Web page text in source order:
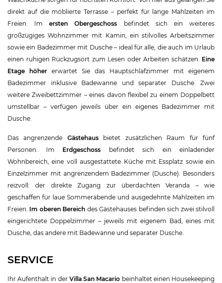
direkt auf die möblierte Terrasse – perfekt für lange Mahlzeiten im
Freien. Imersten Obergeschoss befindet sich ein weiteres
großzügiges Wohnzimmer mit Kamin, ein stilvolles Arbeitszimmer
sowie ein Badezimmer mit Dusche – ideal für alle, die auch im Urlaub
einen ruhigen Rückzugsort zum Lesen oder Arbeiten schätzen. Eine
Etage höher erwartet Sie das Hauptschlafzimmer mit eigenem
Badezimmer inklusive Badewanne und separater Dusche. Zwei
weitere Zweibettzimmer – eines davon flexibel zu einem Doppelbett
umstellbar – verfügen jeweils über ein eigenes Badezimmer mit
Dusche.
Das angrenzende Gästehausbietet zusätzlichen Raum für fünf
Personen. Im Erdgeschoss befindet sich ein einladender
Wohnbereich, eine voll ausgestattete Küche mit Essplatz sowie ein
Einzelzimmer mit angrenzendem Badezimmer (Dusche). Besonders
reizvoll: der direkte Zugang zur überdachten Veranda – wie
geschaffen für laue Sommerabende und ausgedehnte Mahlzeiten im
Freien. Im oberen Bereich des Gästehauses befinden sich zwei stilvoll
eingerichtete Doppelzimmer – jeweils mit eigenem Bad, eines mit
Dusche, das andere mit Badewanne und separater Dusche.
SERVICE
Ihr Aufenthalt in der Villa San Macario beinhaltet einen Housekeeping